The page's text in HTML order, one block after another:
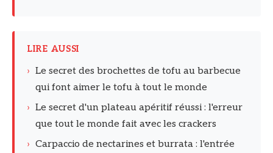
LIRE AUSSI
› Le secret des brochettes de tofu au barbecue
qui font aimer le tofu à tout le monde
› Le secret d'un plateau apéritif réussi : l'erreur
que tout le monde fait avec les crackers
› Carpaccio de nectarines et burrata : l'entrée